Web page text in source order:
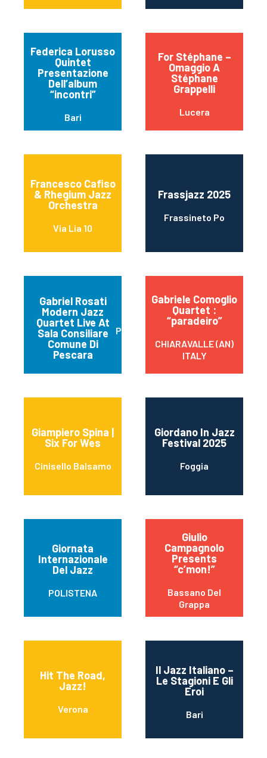
Federica Lorusso
Quintet
Presentazione
Dell’album
“incontri”
Bari
For Stéphane –
Omaggio A
Stéphane
Grappelli
Lucera
Francesco Cafiso
& Rhegium Jazz
Orchestra
Via Lia 10
Frassjazz 2025
Frassineto Po
Gabriel Rosati
Modern Jazz
Quartet Live At
Sala Consiliare
Comune Di
Pescara
Pescara
Gabriele Comoglio
Quartet :
“paradeiro”
CHIARAVALLE (AN)
ITALY
Giampiero Spina |
Six For Wes
Cinisello Balsamo
Giordano In Jazz
Festival 2025
Foggia
Giornata
Internazionale
Del Jazz
POLISTENA
Giulio
Campagnolo
Presents
“c’mon!”
Bassano Del
Grappa
Hit The Road,
Jazz!
Verona
Il Jazz Italiano –
Le Stagioni E Gli
Eroi
Bari